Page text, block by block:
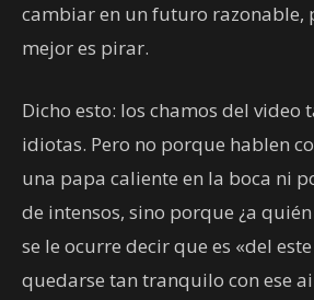
cambiar en un futuro razonable,
mejor es pirar.
Dicho esto: los chamos del video
idiotas. Pero no porque hablen
una papa caliente en la boca ni
de intensos, sino porque ¿a
se le ocurre decir que es «del
quedarse tan tranquilo con ese